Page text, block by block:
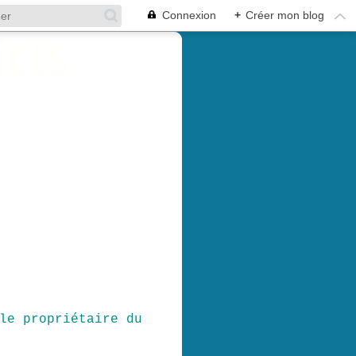
Connexion + Créer mon blog
propriétaire du